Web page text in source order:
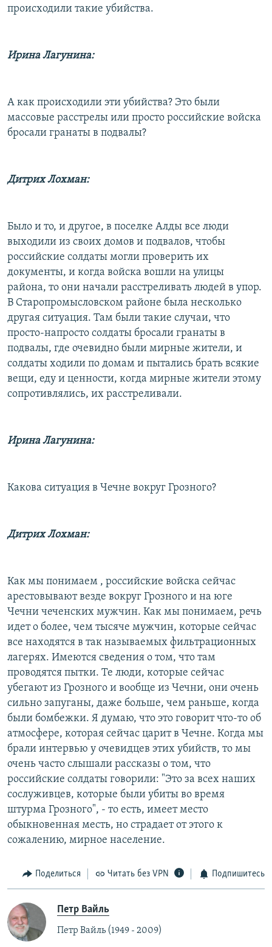
происходили такие убийства.
Ирина Лагунина:
А как происходили эти убийства? Это были
массовые расстрелы или просто российские войска
бросали гранаты в подвалы?
Дитрих Лохман:
Было и то, и другое, в поселке Алды все люди
выходили из своих домов и подвалов, чтобы
российские солдаты могли проверить их
документы, и когда войска вошли на улицы
района, то они начали расстреливать людей в упор.
В Старопромысловском районе была несколько
другая ситуация. Там были такие случаи, что
просто-напросто солдаты бросали гранаты в
подвалы, где очевидно были мирные жители, и
солдаты ходили по домам и пытались брать всякие
вещи, еду и ценности, когда мирные жители этому
сопротивлялись, их расстреливали.
Ирина Лагунина:
Какова ситуация в Чечне вокруг Грозного?
Дитрих Лохман:
Как мы понимаем , российские войска сейчас
арестовывают везде вокруг Грозного и на юге
Чечни чеченских мужчин. Как мы понимаем, речь
идет о более, чем тысяче мужчин, которые сейчас
все находятся в так называемых фильтрационных
лагерях. Имеются сведения о том, что там
проводятся пытки. Те люди, которые сейчас
убегают из Грозного и вообще из Чечни, они очень
сильно запуганы, даже больше, чем раньше, когда
были бомбежки. Я думаю, что это говорит что-то об
атмосфере, которая сейчас царит в Чечне. Когда мы
брали интервью у очевидцев этих убийств, то мы
очень часто слышали рассказы о том, что
российские солдаты говорили: "Это за всех наших
сослуживцев, которые были убиты во время
штурма Грозного", - то есть, имеет место
обыкновенная месть, но страдает от этого к
сожалению, мирное население.
Поделиться Читать без VPN Подпишитесь
Петр Вайль
Петр Вайль (1949 - 2009)